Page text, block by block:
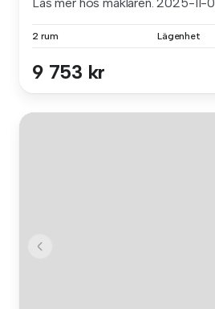
2 rum Lägenhet
9 753 kr